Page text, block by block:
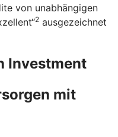
von unabhängigen
2 ausgezeichnet
Investment
mit